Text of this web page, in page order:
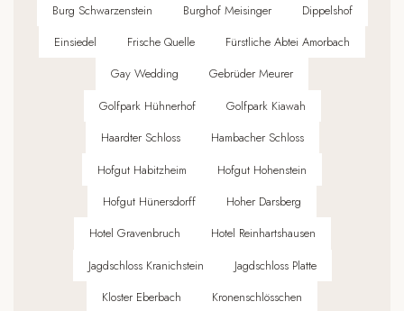
Burg Schwarzenstein
Burghof Meisinger
Dippelshof
Einsiedel
Frische Quelle
Fürstliche Abtei Amorbach
Gay Wedding
Gebrüder Meurer
Golfpark Hühnerhof
Golfpark Kiawah
Haardter Schloss
Hambacher Schloss
Hofgut Habitzheim
Hofgut Hohenstein
Hofgut Hünersdorff
Hoher Darsberg
Hotel Gravenbruch
Hotel Reinhartshausen
Jagdschloss Kranichstein
Jagdschloss Platte
Kloster Eberbach
Kronenschlösschen